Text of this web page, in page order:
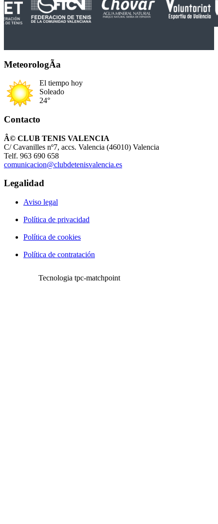
MeteorologÃ­a
El tiempo hoy
Soleado
24°
Contacto
Â© CLUB TENIS VALENCIA
C/ Cavanilles nº7, accs. Valencia (46010) Valencia
Telf. 963 690 658
comunicacion@clubdetenisvalencia.es
Legalidad
Aviso legal
Política de privacidad
Política de cookies
Política de contratación
Tecnologia tpc-matchpoint